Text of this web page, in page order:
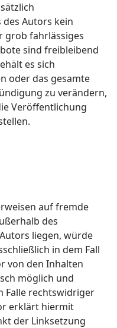
Autors kein
grob fahrlässiges
sind freibleibend
es sich
oder das gesamte
zu verändern,
Veröffentlichung
auf fremde
des
liegen, würde
in dem Fall
von den Inhalten
möglich und
Falle rechtswidriger
erklärt hiermit
der Linksetzung